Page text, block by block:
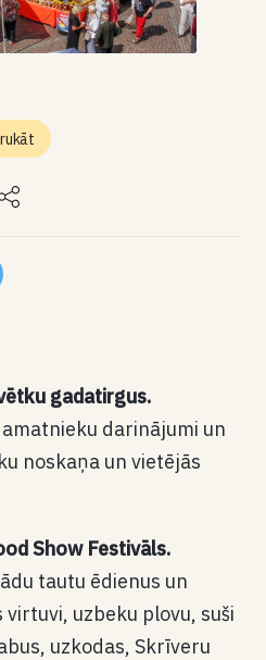
gadatirgus.
darinājumi un
noskaņa un vietējās
Show Festivāls.
tautu ēdienus un
uzbeku plovu, suši
uzkodas, Skrīveru